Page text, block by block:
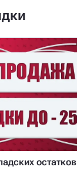
остатков